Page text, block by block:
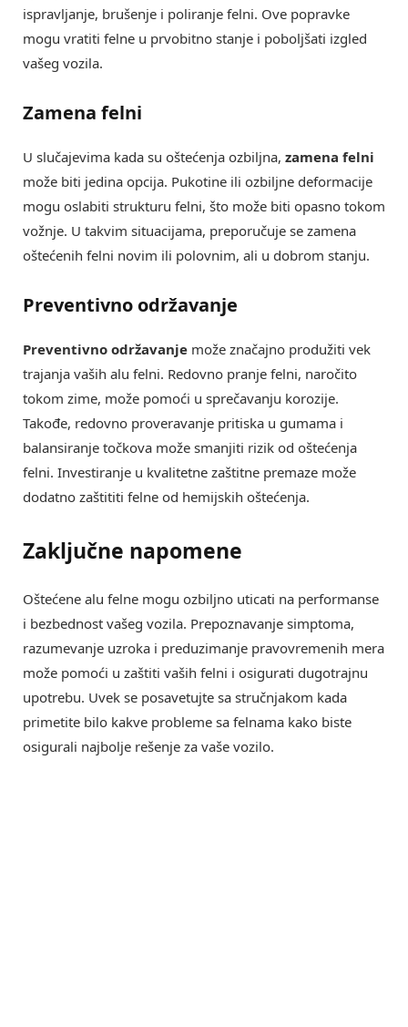
ispravljanje, brušenje i poliranje felni. Ove popravke
mogu vratiti felne u prvobitno stanje i poboljšati izgled
vašeg vozila.
Zamena felni
U slučajevima kada su oštećenja ozbiljna, zamena felni
može biti jedina opcija. Pukotine ili ozbiljne deformacije
mogu oslabiti strukturu felni, što može biti opasno tokom
vožnje. U takvim situacijama, preporučuje se zamena
oštećenih felni novim ili polovnim, ali u dobrom stanju.
Preventivno održavanje
Preventivno održavanje može značajno produžiti vek
trajanja vaših alu felni. Redovno pranje felni, naročito
tokom zime, može pomoći u sprečavanju korozije.
Takođe, redovno proveravanje pritiska u gumama i
balansiranje točkova može smanjiti rizik od oštećenja
felni. Investiranje u kvalitetne zaštitne premaze može
dodatno zaštititi felne od hemijskih oštećenja.
Zaključne napomene
Oštećene alu felne mogu ozbiljno uticati na performanse
i bezbednost vašeg vozila. Prepoznavanje simptoma,
razumevanje uzroka i preduzimanje pravovremenih mera
može pomoći u zaštiti vaših felni i osigurati dugotrajnu
upotrebu. Uvek se posavetujte sa stručnjakom kada
primetite bilo kakve probleme sa felnama kako biste
osigurali najbolje rešenje za vaše vozilo.